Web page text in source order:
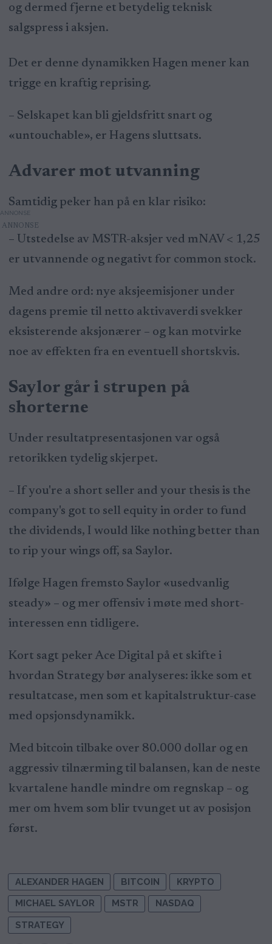
og dermed fjerne et betydelig teknisk
salgspress i aksjen.
Det er denne dynamikken Hagen mener kan
trigge en kraftig reprising.
– Selskapet kan bli gjeldsfritt snart og
«untouchable», er Hagens sluttsats.
Advarer mot utvanning
Samtidig peker han på en klar risiko:
ANNONSE
– Utstedelse av MSTR-aksjer ved mNAV < 1,25
er utvannende og negativt for common stock.
Med andre ord: nye aksjeemisjoner under
dagens premie til netto aktivaverdi svekker
eksisterende aksjonærer – og kan motvirke
noe av effekten fra en eventuell shortskvis.
Saylor går i strupen på
shorterne
Under resultatpresentasjonen var også
retorikken tydelig skjerpet.
– If you're a short seller and your thesis is the
company's got to sell equity in order to fund
the dividends, I would like nothing better than
to rip your wings off, sa Saylor.
Ifølge Hagen fremsto Saylor «usedvanlig
steady» – og mer offensiv i møte med short-
interessen enn tidligere.
Kort sagt peker Ace Digital på et skifte i
hvordan Strategy bør analyseres: ikke som et
resultatcase, men som et kapitalstruktur-case
med opsjonsdynamikk.
Med bitcoin tilbake over 80.000 dollar og en
aggressiv tilnærming til balansen, kan de neste
kvartalene handle mindre om regnskap – og
mer om hvem som blir tvunget ut av posisjon
først.
ALEXANDER HAGEN BITCOIN
KRYPTO
MICHAEL SAYLOR
MSTR
NASDAQ
STRATEGY